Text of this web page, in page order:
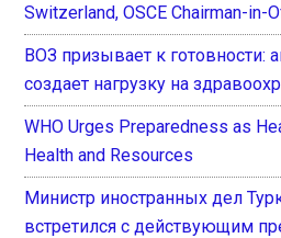
Switzerland, OSCE Chairman-in-
ВОЗ призывает к готовности:
создает нагрузку на
WHO Urges Preparedness as
Health and Resources
Министр иностранных дел
встретился с действующим